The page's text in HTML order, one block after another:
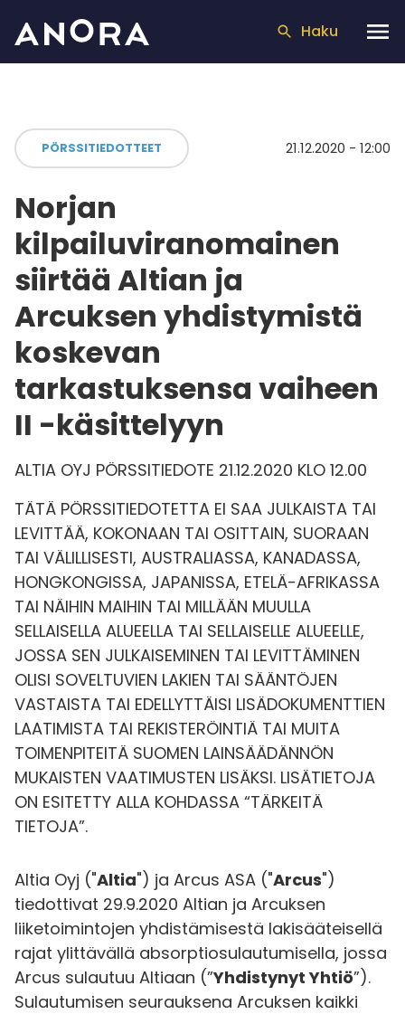
Haku
PÖRSSITIEDOTTEET 21.12.2020 - 12:00
Norjan
kilpailuviranomainen
siirtää Altian ja
Arcuksen yhdistymistä
koskevan
tarkastuksensa vaiheen
II -käsittelyyn
ALTIA OYJ PÖRSSITIEDOTE 21.12.2020 KLO 12.00
TÄTÄ PÖRSSITIEDOTETTA EI SAA JULKAISTA TAI
LEVITTÄÄ, KOKONAAN TAI OSITTAIN, SUORAAN
TAI VÄLILLISESTI, AUSTRALIASSA, KANADASSA,
HONGKONGISSA, JAPANISSA, ETELÄ-AFRIKASSA
TAI NÄIHIN MAIHIN TAI MILLÄÄN MUULLA
SELLAISELLA ALUEELLA TAI SELLAISELLE ALUEELLE,
JOSSA SEN JULKAISEMINEN TAI LEVITTÄMINEN
OLISI SOVELTUVIEN LAKIEN TAI SÄÄNTÖJEN
VASTAISTA TAI EDELLYTTÄISI LISÄDOKUMENTTIEN
LAATIMISTA TAI REKISTERÖINTIÄ TAI MUITA
TOIMENPITEITÄ SUOMEN LAINSÄÄDÄNNÖN
MUKAISTEN VAATIMUSTEN LISÄKSI. LISÄTIETOJA
ON ESITETTY ALLA KOHDASSA “TÄRKEITÄ
TIETOJA”.
Altia Oyj ("Altia") ja Arcus ASA ("Arcus")
tiedottivat 29.9.2020 Altian ja Arcuksen
liiketoimintojen yhdistämisestä lakisääteisellä
rajat ylittävällä absorptiosulautumisella, jossa
Arcus sulautuu Altiaan (”Yhdistynyt Yhtiö”).
Sulautumisen seurauksena Arcuksen kaikki